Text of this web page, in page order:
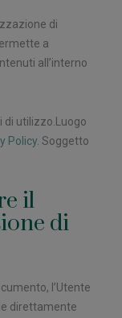
di
a
all’interno
di utilizzo.Luogo
Policy . Soggetto
il
di
l’Utente
direttamente